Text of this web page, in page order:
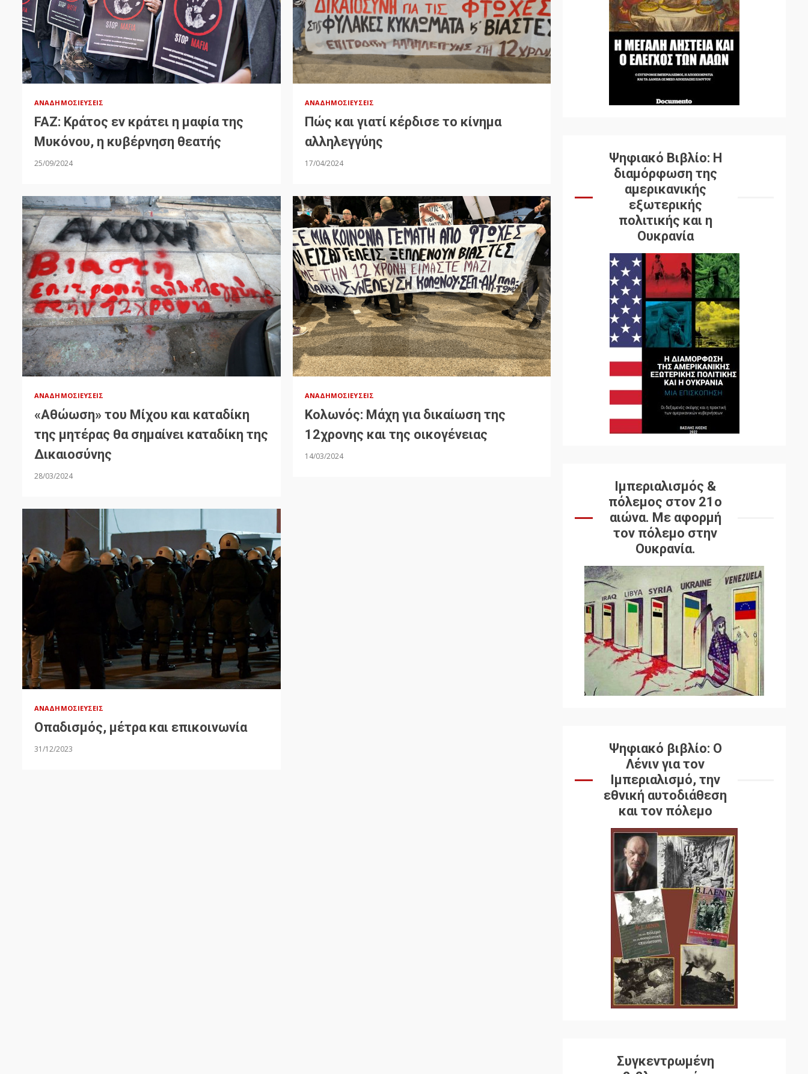
ΑΝΑΔΗΜΟΣΙΕΎΣΕΙΣ
FAZ: Κράτος εν κράτει η μαφία της
Μυκόνου, η κυβέρνηση θεατής
25/09/2024
ΑΝΑΔΗΜΟΣΙΕΎΣΕΙΣ
Πώς και γιατί κέρδισε το κίνημα
αλληλεγγύης
17/04/2024
ΑΝΑΔΗΜΟΣΙΕΎΣΕΙΣ
«Αθώωση» του Μίχου και καταδίκη
της μητέρας θα σημαίνει καταδίκη της
Δικαιοσύνης
28/03/2024
ΑΝΑΔΗΜΟΣΙΕΎΣΕΙΣ
Κολωνός: Μάχη για δικαίωση της
12χρονης και της οικογένειας
14/03/2024
ΑΝΑΔΗΜΟΣΙΕΎΣΕΙΣ
Οπαδισμός, μέτρα και επικοινωνία
31/12/2023
Ψηφιακό Βιβλίο: Η
διαμόρφωση της
αμερικανικής
εξωτερικής
πολιτικής και η
Ουκρανία
Ιμπεριαλισμός &
πόλεμος στον 21ο
αιώνα. Mε αφορμή
τον πόλεμο στην
Ουκρανία.
Ψηφιακό βιβλίο: Ο
Λένιν για τον
Ιμπεριαλισμό, την
εθνική αυτοδιάθεση
και τον πόλεμο
Συγκεντρωμένη